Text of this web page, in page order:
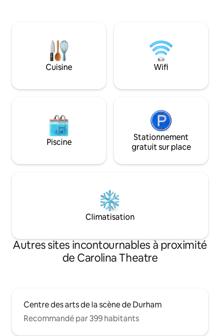
blancs frais, rideaux occultants, oreillers
en mousse à mémoire de forme qui
vous invitent à dormir. Café, thé,
expresso et 1 place de parking dédiée
1,6 km de Central
fermier <1 mile
de la rue Geer
Cuisine Wifi
Piscine
Stationnement
gratuit sur place
Climatisation
Autres sites incontournables à proximité
de Carolina Theatre
Centre des arts de la scène de Durham
Recommandé par 399 habitants